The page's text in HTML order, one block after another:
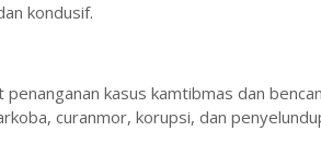
kondusif.
kasus kamtibmas dan
curanmor, korupsi, dan